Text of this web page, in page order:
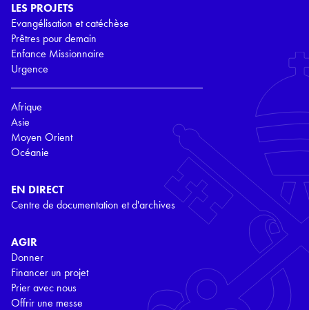
LES PROJETS
Evangélisation et catéchèse
Prêtres pour demain
Enfance Missionnaire
Urgence
Afrique
Asie
Moyen Orient
Océanie
EN DIRECT
Centre de documentation et d'archives
AGIR
Donner
Financer un projet
Prier avec nous
Offrir une messe